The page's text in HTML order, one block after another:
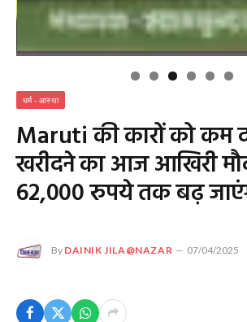
धर्म - आस्था
Maruti की कारों को कम
खरीदने का आज आखिरी
62,000 रुपये तक बढ़
By DAINIK JILA@NAZAR 07/04/2025